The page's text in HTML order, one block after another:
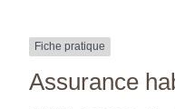
Fiche pratique
Assurance